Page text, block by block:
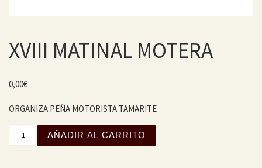
XVIII MATINAL MOTERA
0,00€
ORGANIZA PEÑA MOTORISTA TAMARITE
XVIII MATINAL MOTERA cantidad
AÑADIR AL CARRITO